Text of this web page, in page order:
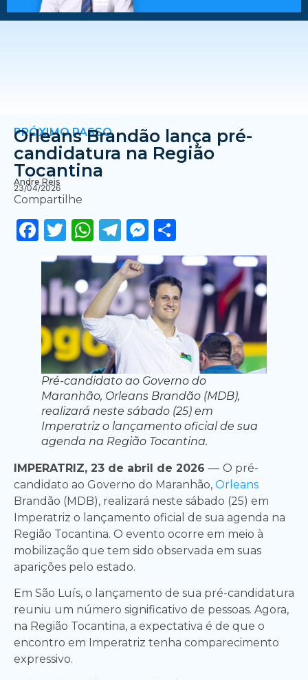
PRÓXIMO PASSO
Orleans Brandão lança pré-
candidatura na Região
Tocantina
Andre Reis
23/04/2026
Compartilhe
Facebook
Twitter
WhatsApp
Telegram
Messenger
Pré-candidato ao Governo do
Maranhão, Orleans Brandão (MDB),
realizará neste sábado (25) em
Imperatriz o lançamento oficial de sua
agenda na Região Tocantina.
IMPERATRIZ, 23 de abril de 2026 — O pré-
candidato ao Governo do Maranhão, Orleans
Brandão (MDB), realizará neste sábado (25) em
Imperatriz o lançamento oficial de sua agenda na
Região Tocantina. O evento ocorre em meio à
mobilização que tem sido observada em suas
aparições pelo estado.
Em São Luís, o lançamento de sua pré-candidatura
reuniu um número significativo de pessoas. Agora,
na Região Tocantina, a expectativa é de que o
encontro em Imperatriz tenha comparecimento
expressivo.